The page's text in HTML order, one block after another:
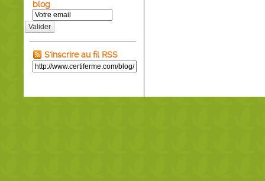
blog
Valider
S'inscrire au fil RSS